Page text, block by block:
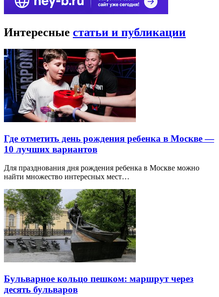
Интересные статьи и публикации
Где отметить день рождения ребенка в Москве —
10 лучших вариантов
Для празднования дня рождения ребенка в Москве можно
найти множество интересных мест…
Бульварное кольцо пешком: маршрут через
десять бульваров